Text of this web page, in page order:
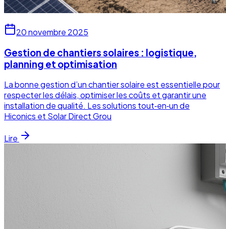
20 novembre 2025
Gestion de chantiers solaires : logistique,
planning et optimisation
La bonne gestion d’un chantier solaire est essentielle pour
respecter les délais, optimiser les coûts et garantir une
installation de qualité. Les solutions tout‑en‑un de
Hiconics et Solar Direct Grou
Lire